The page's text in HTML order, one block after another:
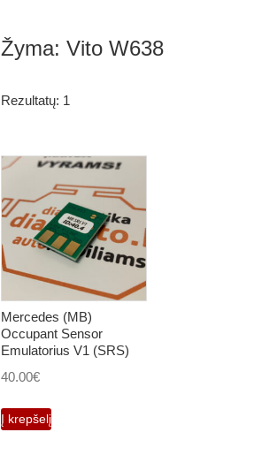
Žyma: Vito W638
Rezultatų: 1
Mercedes (MB)
Occupant Sensor
Emulatorius V1 (SRS)
40.00€
Į krepšelį